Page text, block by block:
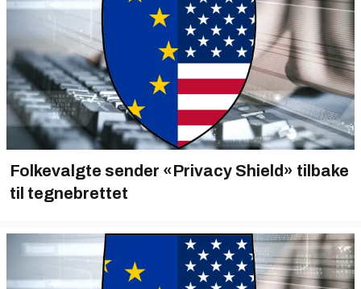
Folkevalgte sender «Privacy Shield» tilbake
til tegnebrettet